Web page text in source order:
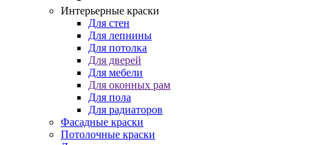
Интерьерные краски
Для стен
Для лепнины
Для потолка
Для дверей
Для мебели
Для оконных рам
Для пола
Для радиаторов
Фасадные краски
Потолочные краски